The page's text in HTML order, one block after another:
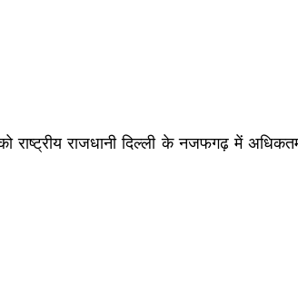
राजधानी दिल्ली के नजफगढ़ में